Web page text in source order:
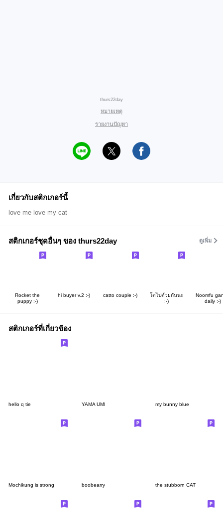
thurs22day
หมายเหตุ
รายงานปัญหา
เกี่ยวกับสติกเกอร์นี้
love me love my cat
สติกเกอร์ชุดอื่นๆ ของ thurs22day ดูเพิ่ม
Rocket the
puppy :-)
hi buyer v.2 :-) catto couple :-)
โตไปด้วยกันนะ
:-)
Noomfu
daily :-)
สติกเกอร์ที่เกี่ยวข้อง
hello q tie YAMA UMI my bunny blue
Mochikung is strong boobearry the stubborn CAT